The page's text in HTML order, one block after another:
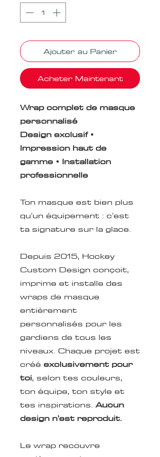
Ajouter au Panier
Acheter Maintenant
Wrap complet de masque
personnalisé
Design exclusif •
Impression haut de
gamme • Installation
professionnelle
Ton masque est bien plus
qu'un équipement : c'est
ta signature sur la glace.
Depuis 2015, Hockey
Custom Design conçoit,
imprime et installe des
wraps de masque
entièrement
personnalisés pour les
gardiens de tous les
niveaux. Chaque projet est
créé exclusivement pour
toi, selon tes couleurs,
ton équipe, ton style et
tes inspirations. Aucun
design n'est reproduit.
Le wrap recouvre